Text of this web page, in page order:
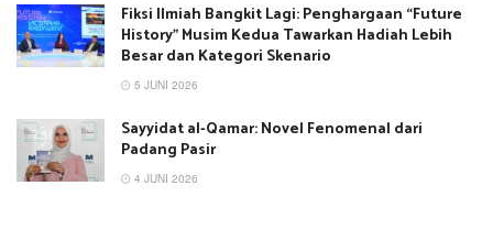
Fiksi Ilmiah Bangkit Lagi: Penghargaan “Future
History” Musim Kedua Tawarkan Hadiah Lebih
Besar dan Kategori Skenario
5 JUNI 2026
Sayyidat al-Qamar: Novel Fenomenal dari
Padang Pasir
4 JUNI 2026